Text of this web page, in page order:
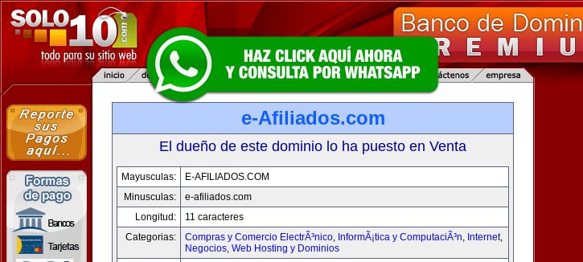
e-Afiliados.com
El dueño de este dominio lo ha puesto en Venta
Mayusculas:
E-AFILIADOS.COM
Minusculas:
e-afiliados.com
Longitud:
11 caracteres
Categorias:
Compras y Comercio ElectrÃ³nico, InformÃ¡tica y ComputaciÃ³n, Internet,
Negocios, Web Hosting y Dominios